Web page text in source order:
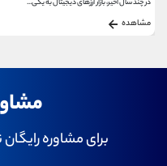
در چند سال اخیر، بازار ارزهای دیجیتال به یکی...
مشاهده
برای مشاوره